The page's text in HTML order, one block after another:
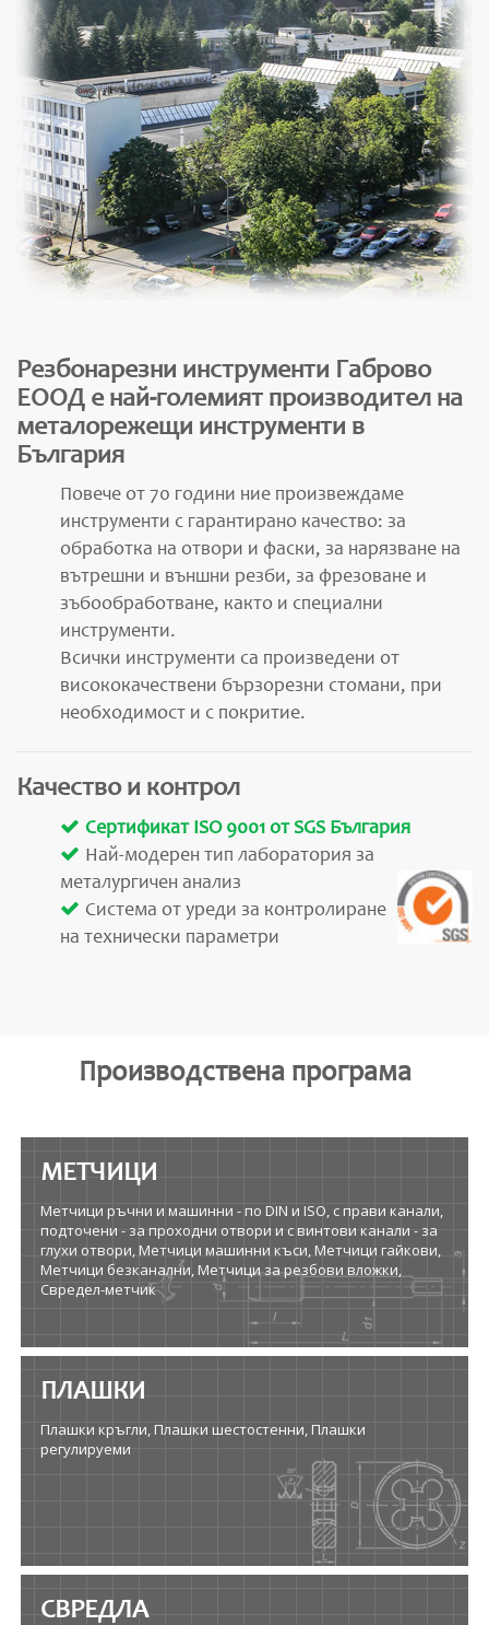
Резбонарезни инструменти Габрово
ЕООД е най-големият производител на
металорежещи инструменти в
България
Повече от 70 години ние произвеждаме
инструменти с гарантирано качество: за
обработка на отвори и фаски, за нарязване на
вътрешни и външни резби, за фрезоване и
зъбообработване, както и специални
инструменти.
Всички инструменти са произведени от
висококачествени бързорезни стомани, при
необходимост и с покритие.
Качество и контрол
Сертификат ISO 9001 от SGS България
Най-модерен тип лаборатория за
металургичен анализ
Система от уреди за контролиране
на технически параметри
Производствена програма
МЕТЧИЦИ
Метчици ръчни и машинни - по DIN и ISO, с прави канали,
подточени - за проходни отвори и с винтови канали - за
глухи отвори, Метчици машинни къси, Метчици гайкови,
Метчици безканални, Метчици за резбови вложки,
Свредел-метчик
ПЛАШКИ
Плашки кръгли, Плашки шестостенни, Плашки
регулируеми
СВРЕДЛА